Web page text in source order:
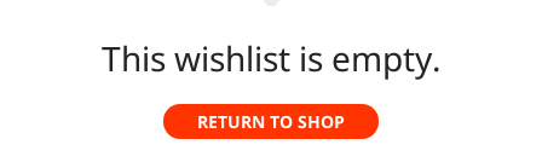
This wishlist is empty.
RETURN TO SHOP